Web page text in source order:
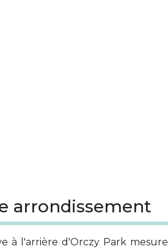
arrondissement
à l'arrière d'Orczy Park mesure